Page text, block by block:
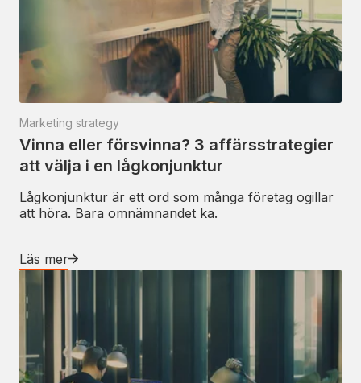
Marketing strategy
Vinna eller försvinna? 3 affärsstrategier
att välja i en lågkonjunktur
Lågkonjunktur är ett ord som många företag ogillar
att höra. Bara omnämnandet ka.
Läs mer